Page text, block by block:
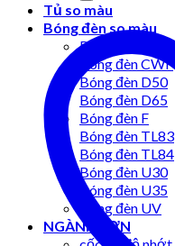
Tủ so màu
Bóng đèn so màu
Bóng đèn A
Bóng đèn CWF
Bóng đèn D50
Bóng đèn D65
Bóng đèn F
Bóng đèn TL83
Bóng đèn TL84
Bóng đèn U30
Bóng đèn U35
Bóng đèn UV
NGÀNH SƠN